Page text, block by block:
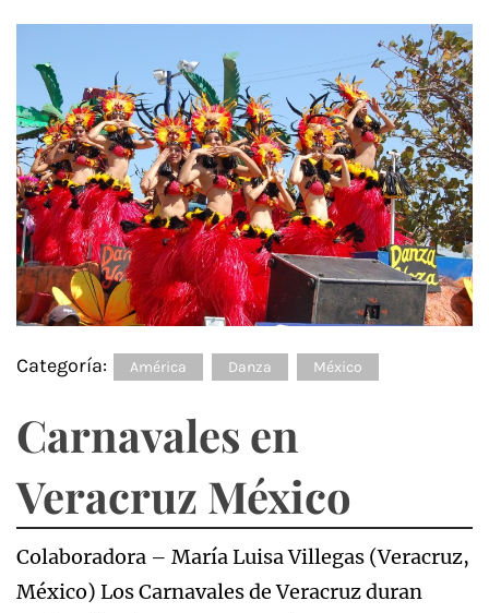
Categoría: América Danza México
Carnavales en
Veracruz México
Colaboradora – María Luisa Villegas (Veracruz,
México) Los Carnavales de Veracruz duran